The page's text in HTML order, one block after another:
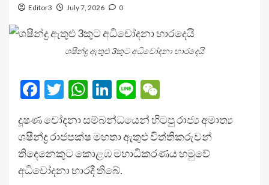
Editor3 July 7, 2026 0
ශෂීන්ද්‍ර ඇතුළු 3කුට අධිචෝදනා භාරදෙයි
Facebook
Twitter
WhatsApp
LinkedIn
Line
දූෂණ චෝදනා සම්බන්ධයෙන් හිටපු රාජ්‍ය අමාත්‍ය
ශෂීන්ද්‍ර රාජපක්ෂ මහතා ඇතුළු විත්තිකරුවන්
තිදෙනෙකුට කොළඹ මහාධිකරණය හමුවේ
අධිචෝදනා භාරදී තිබේ.